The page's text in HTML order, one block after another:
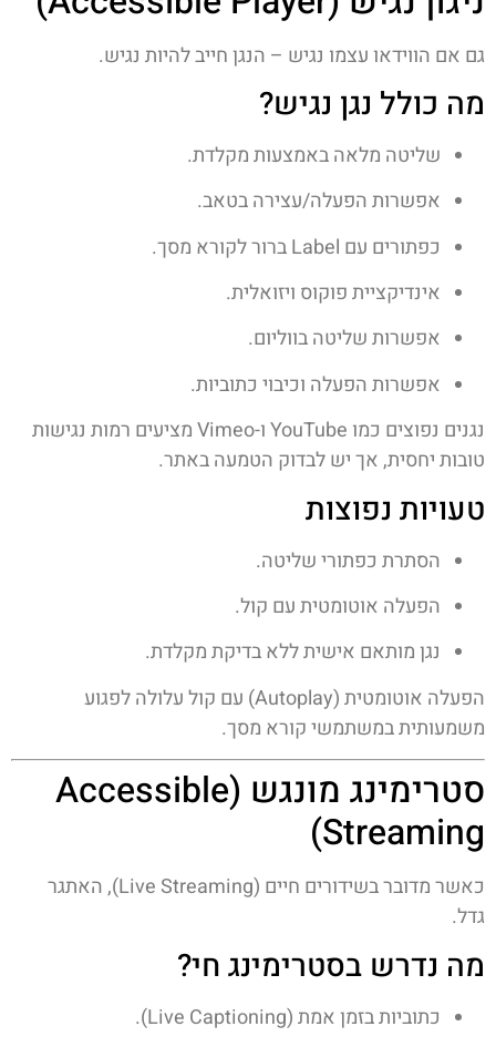
גם אם הווידאו עצמו נגיש – הנגן חייב להיות נגיש.
מה כולל נגן נגיש?
שליטה מלאה באמצעות מקלדת.
אפשרות הפעלה/עצירה בטאב.
כפתורים עם Label ברור לקורא מסך.
אינדיקציית פוקוס ויזואלית.
אפשרות שליטה בווליום.
אפשרות הפעלה וכיבוי כתוביות.
נגנים נפוצים כמו YouTubeו-Vimeoמציעים רמות נגישות
טובות יחסית, אך יש לבדוק הטמעה באתר.
טעויות נפוצות
הסתרת כפתורי שליטה.
הפעלה אוטומטית עם קול.
נגן מותאם אישית ללא בדיקת מקלדת.
הפעלה אוטומטית (Autoplay) עם קול עלולה לפגוע
משמעותית במשתמשי קורא מסך.
סטרימינג מונגש (Accessible
Streaming)
כאשר מדובר בשידורים חיים (Live Streaming), האתגר
גדל.
מה נדרש בסטרימינג חי?
כתוביות בזמן אמת (Live Captioning).